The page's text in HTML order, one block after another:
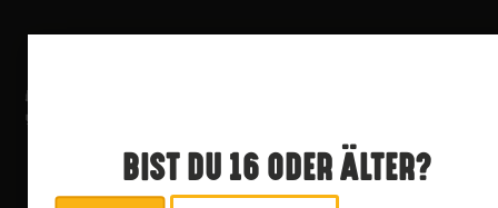
BIST DU 16 ODER ÄLTER?